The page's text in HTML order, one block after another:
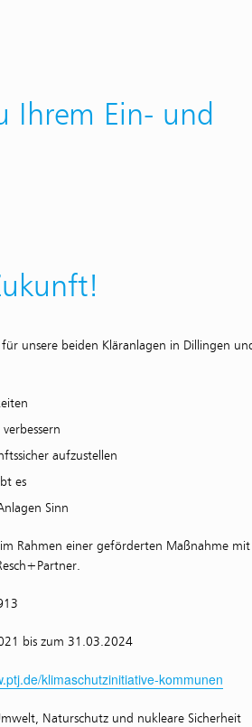
Ihrem Ein- und
unsere beiden Kläranlagen in Dillingen
aufzustellen
es
Sinn
Rahmen einer geförderten Maßnahme mit
bis zum 31.03.2024
klimaschutzinitiative-kommunen
Naturschutz und nukleare Sicherheit